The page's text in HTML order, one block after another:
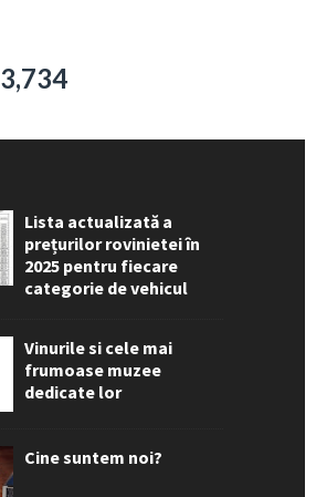
3,734
Lista actualizată a
prețurilor rovinietei în
2025 pentru fiecare
categorie de vehicul
Vinurile si cele mai
frumoase muzee
dedicate lor
Cine suntem noi?